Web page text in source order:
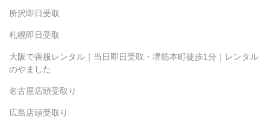
所沢即日受取
札幌即日受取
大阪で喪服レンタル｜当日即日受取・堺筋本町徒歩1分｜レンタル
のやました
名古屋店頭受取り
広島店頭受取り